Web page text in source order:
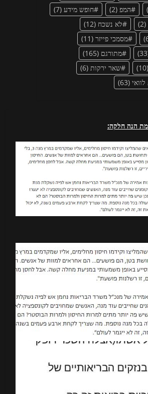
המפ (2) חופש מידע (7)
(2) לא נשכח (12)
מסמכי פייזר (11)
מתורגם (165)
(10) שאר ירקות (6)
(63)
הנה חלקה: